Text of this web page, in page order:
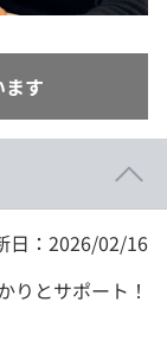
す
日：2026/02/16
とサポート！